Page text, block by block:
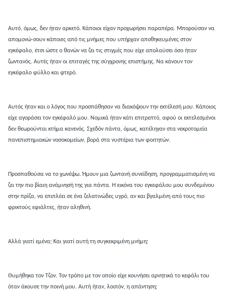
Αυτό, όμως, δεν ήταν αρκετό. Κάποιοι είχαν προχωρήσει παραπέρα. Μπορούσαν να
απομονώ-σουν κάποιες από τις μνήμες που υπήρχαν αποθηκευμένες στον
εγκέφαλο, έτσι ώστε ο θανών να ζει τις στιγμές που είχε απολαύσει όσο ήταν
ζωντανός. Αυτές ήταν οι επιταγές της σύγχρονης επιστήμης. Να κάνουν τον
εγκέφαλο φύλλο και φτερό.
Αυτός ήταν και ο λόγος που προσπάθησαν να διακόψουν την εκτέλεσή μου. Κάποιος
είχε αγοράσει τον εγκέφαλό μου. Νομικά ήταν κάτι επιτρεπτό, αφού οι εκτελεσμένοι
δεν θεωρούνται κτήμα κανενός. Σχεδόν πάντα, όμως, κατέληγαν στα νεκροτομεία
πανεπιστημιακών νοσοκομείων, βορά στα νυστέρια των φοιτητών.
Προσπαθούσα να το χωνέψω. Ήμουν μια ζωντανή συνείδηση, προγραμματισμένη να
ζει την πιο βίαιη ανάμνησή της για πάντα. Η εικόνα του εγκεφάλου μου συνδεμένου
στην πρίζα, να επιπλέει σε ένα ζελατινώδες υγρό, αν και βγαλμένη από τους πιο
φρικτούς εφιάλτες, ήταν αληθινή.
Αλλά γιατί εμένα; Και γιατί αυτή τη συγκεκριμένη μνήμη;
Θυμήθηκα τον Τζον. Τον τρόπο με τον οποίο είχε κουνήσει αρνητικά το κεφάλι του
όταν άκουσε την ποινή μου. Αυτή ήταν, λοιπόν, η απάντηση;